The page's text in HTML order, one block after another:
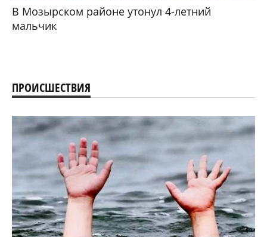
В Мозырском районе утонул 4-летний
мальчик
ПРОИСШЕСТВИЯ